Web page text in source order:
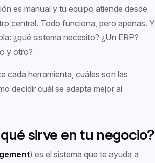
es manual y tu equipo atiende desde
central. Todo funciona, pero apenas. Y
¿qué sistema necesito? ¿Un ERP?
y otro?
cada herramienta, cuáles son las
decidir cuál se adapta mejor al
sirve en tu negocio?
) es el sistema que te ayuda a